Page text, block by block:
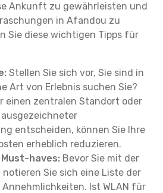
Ankunft zu gewährleisten und
in Afandou zu
Sie diese wichtigen Tipps für
Stellen Sie sich vor, Sie sind in
Art von Erlebnis suchen Sie?
einen zentralen Standort oder
entscheiden, können Sie Ihre
erheblich reduzieren.
haves: Bevor Sie mit der
Sie sich eine Liste der
Ist WLAN für